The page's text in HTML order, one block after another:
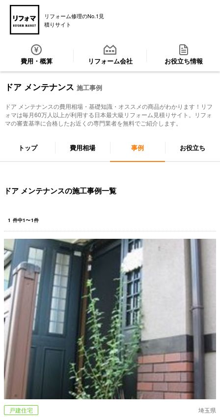
リフォーム修理のNo.1見
積りサイト
費用・概算 リフォーム会社 お役立ち情報
ドア メンテナンス 施工事例
ドア メンテナンスの費用相場・基礎知識・オススメの商品がわかります！リフ
ォマは毎月60万人以上が利用する日本最大級リフォーム見積りサイト。リフォ
マの審査基準に合格したお近くの専門業者を無料でご紹介します。
トップ 費用相場 事例 お役立ち
ドア メンテナンスの施工事例一覧
1 件中1〜1件
戸建住宅 埼玉県